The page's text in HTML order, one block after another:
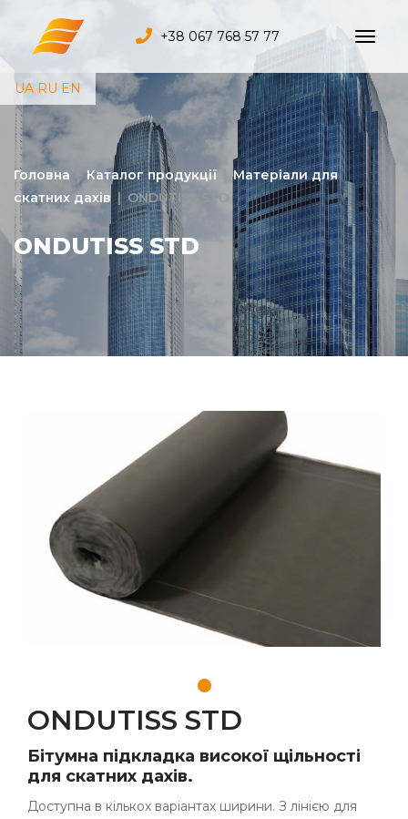
+38 067 768 57 77
UA RU EN
Головна Каталог продукції
Матеріали для
скатних дахів | ONDUTISS STD
ONDUTISS STD
ONDUTISS STD
Бітумна підкладка високої щільності
для скатних дахів.
Доступна в кількох варіантах ширини. З лінією для